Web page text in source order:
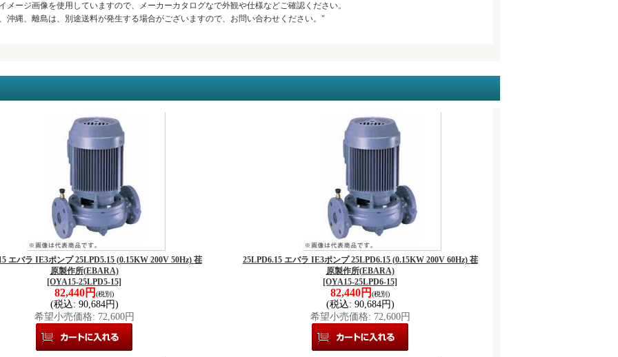
メージ画像を使用していますので、メーカーカタログなで外観や仕様などご確認ください。
沖縄、離島は、別途送料が発生する場合がございますので、お問い合わせください。"
エバラ IE3ポンプ 25LPD5.15 (0.15KW 200V 50Hz) 荏
原製作所(EBARA)
[OYA15-25LPD5-15]
82,440円 (税別)
(税込: 90,684円)
希望小売価格: 72,600円
25LPD6.15 エバラ IE3ポンプ 25LPD6.15 (0.15KW 200V 60Hz) 荏
原製作所(EBARA)
[OYA15-25LPD6-15]
82,440円 (税別)
(税込: 90,684円)
希望小売価格: 72,600円